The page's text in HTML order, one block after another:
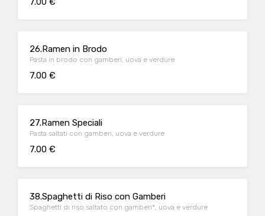
26.Ramen in Brodo
Pasta in brodo con gamberi, uova e verdure
7.00 €
27.Ramen Speciali
Pasta saltati con gamberi, uova e verdure
7.00 €
38.Spaghetti di Riso con Gamberi
Spaghetti di riso saltato con gamberi*, uova e verdure